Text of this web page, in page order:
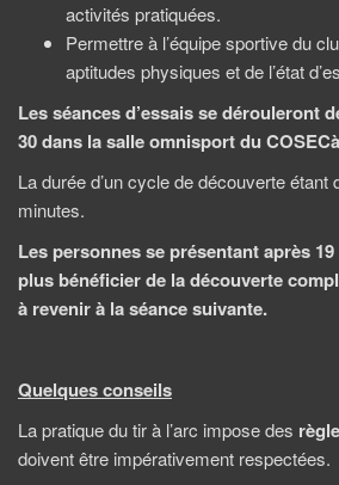
activités pratiquées.
Permettre à l’équipe sportive du
aptitudes physiques et de l’état
Les séances d’essais se dérouleront
30dans la salle omnisport du COSEC
La durée d’un cycle de découverte étant
minutes.
Les personnes se présentant après
plus bénéficier de la découverte
à revenir à la séance suivante.
Quelques conseils
La pratique du tir à l’arc impose des
doivent être impérativement respectées.